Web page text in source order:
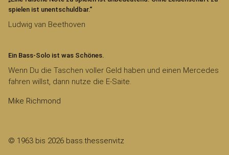
spielen ist unentschuldbar.“
Ludwig van Beethoven
Ein Bass-Solo ist was Schönes.
Wenn Du die Taschen voller Geld haben und einen Mercedes
fahren willst, dann nutze die E-Saite.
Mike Richmond
© 1963 bis 2026 bass.thessenvitz